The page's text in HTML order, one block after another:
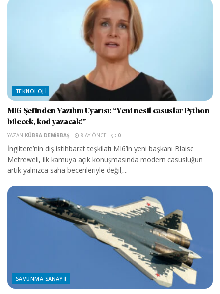
TEKNOLOJI
MI6 Şefinden Yazılım Uyarısı: “Yeni nesil casuslar Python
bilecek, kod yazacak!”
YAZAN KÜBRA DEMIRBAŞ 8 AY ÖNCE 0
İngiltere’nin dış istihbarat teşkilatı MI6’in yeni başkanı Blaise
Metreweli, ilk kamuya açık konuşmasında modern casusluğun
artık yalnızca saha becerileriyle değil,...
SAVUNMA SANAYII